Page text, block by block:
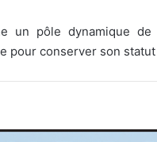
un pôle dynamique
pour conserver son